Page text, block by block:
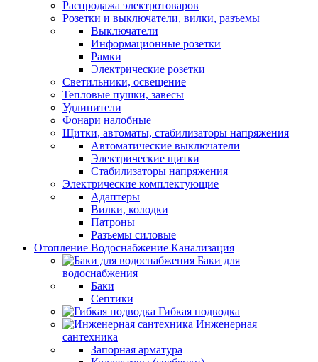
Распродажа электротоваров
Розетки и выключатели, вилки, разъемы
Выключатели
Информационные розетки
Рамки
Электрические розетки
Светильники, освещение
Тепловые пушки, завесы
Удлинители
Фонари налобные
Щитки, автоматы, стабилизаторы напряжения
Автоматические выключатели
Электрические щитки
Стабилизаторы напряжения
Электрические комплектующие
Адаптеры
Вилки, колодки
Патроны
Разъемы силовые
Отопление Водоснабжение Канализация
Баки для
водоснабжения
Баки
Септики
Гибкая подводка
Инженерная
сантехника
Запорная арматура